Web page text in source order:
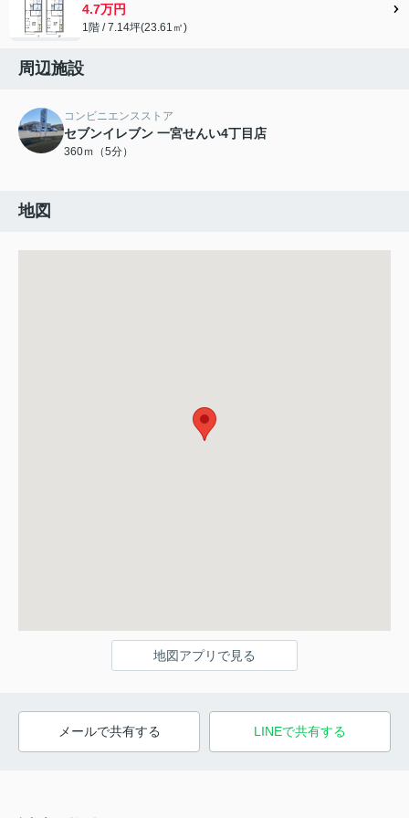
4.7万円
1階 / 7.14坪(23.61㎡)
周辺施設
コンビニエンスストア
セブンイレブン 一宮せんい4丁目店
360ｍ（5分）
地図
地図アプリで見る
メールで共有する LINEで共有する